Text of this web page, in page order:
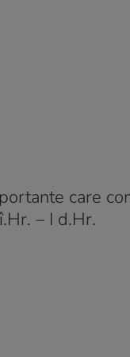
care
– I d.Hr.